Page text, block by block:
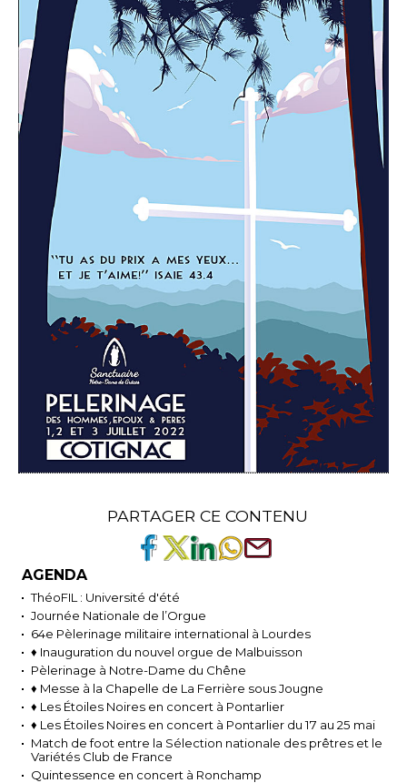
PARTAGER CE CONTENU
AGENDA
ThéoFIL : Université d'été
Journée Nationale de l’Orgue
64e Pèlerinage militaire international à Lourdes
♦ Inauguration du nouvel orgue de Malbuisson
Pèlerinage à Notre-Dame du Chêne
♦ Messe à la Chapelle de La Ferrière sous Jougne
♦ Les Étoiles Noires en concert à Pontarlier
♦ Les Étoiles Noires en concert à Pontarlier du 17 au 25 mai
Match de foot entre la Sélection nationale des prêtres et le
Variétés Club de France
Quintessence en concert à Ronchamp